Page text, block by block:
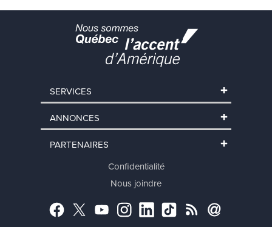
SERVICES
ANNONCES
PARTENAIRES
Confidentialité
Nous joindre
Facebook
TwitterYouTubeInstagram
LinkedInTikTokRSS Abonnement